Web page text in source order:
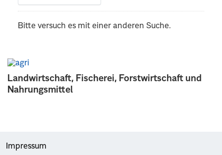
Landwirtschaft, Fischerei, Forstwirtschaft und
Nahrungsmittel
Bitte versuch es mit einer anderen Suche.
Impressum